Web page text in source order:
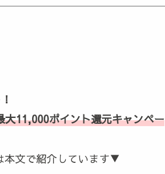
大11,000ポイント還元キャンペー
本文で紹介しています▼